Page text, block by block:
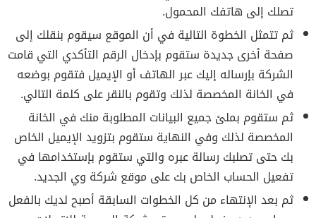
تصلك إلى هاتفك المحمول.
ثم تتمثل الخطوة التالية في أن الموقع سيقوم بنقلك إلى
صفحة أخرى جديدة ستقوم بإدخال الرقم التأكدي التي قامت
الشركة بإرساله إليك عبر الهاتف أو الإيميل فتقوم بوضعه
في الخانة المخصصة لذلك وتقوم بالنقر على كلمة التالي.
ثم ستقوم بملئ جميع البيانات المطلوبة منك في الخانة
المخصصة لذلك وفي النهاية ستقوم بتزويد الإيميل الخاص
بك حتى تصلبك رسالة عبره والتي ستقوم بإستخدامها في
تفعيل الحساب الخاص بك على موقع شركة وي الجديد.
ثم بعد الإنتهاء من كل الخطوات السابقة أصبح لديك بالفعل